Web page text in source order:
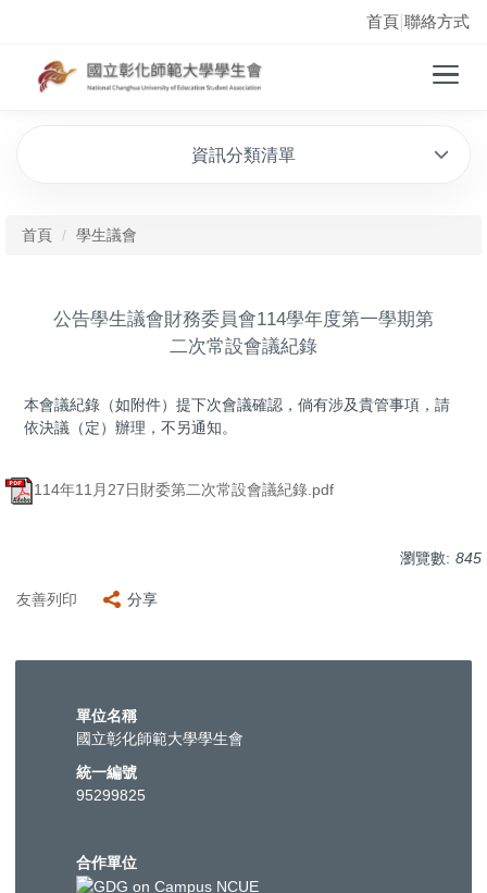
首頁 聯絡方式
資訊分類清單
首頁 學生議會
公告學生議會財務委員會114學年度第一學期第
二次常設會議紀錄
本會議紀錄（如附件）提下次會議確認，倘有涉及貴管事項，請
依決議（定）辦理，不另通知。
114年11月27日財委第二次常設會議紀錄.pdf
瀏覽數: 845
友善列印 分享
單位名稱
國立彰化師範大學學生會
統一編號
95299825
合作單位